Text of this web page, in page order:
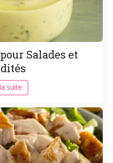
Salades et
suite